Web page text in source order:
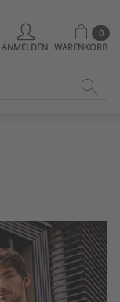
ANMELDEN
0
WARENKORB